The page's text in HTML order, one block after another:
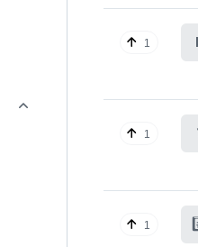
1
1
1